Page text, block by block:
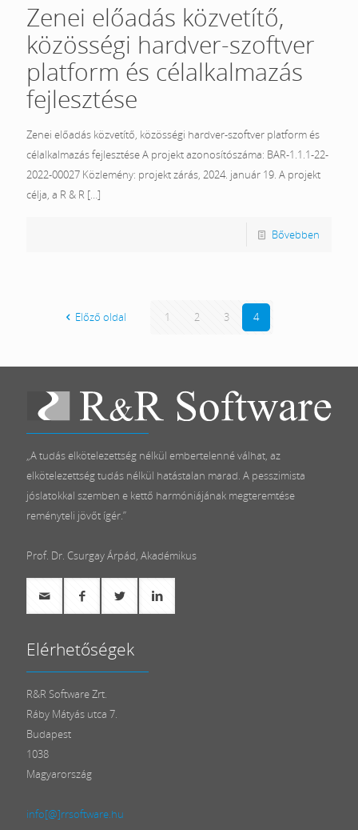
Zenei előadás közvetítő,
közösségi hardver-szoftver
platform és célalkalmazás
fejlesztése
Zenei előadás közvetítő, közösségi hardver-szoftver platform és
célalkalmazás fejlesztése A projekt azonosítószáma: BAR-1.1.1-22-
2022-00027 Közlemény: projekt zárás, 2024. január 19. A projekt
célja, a R & R […]
Bővebben
Előző oldal 1 2 3 4
„A tudás elkötelezettség nélkül embertelenné válhat, az
elkötelezettség tudás nélkül hatástalan marad. A pesszimista
jóslatokkal szemben e kettő harmóniájának megteremtése
reményteli jövőt ígér.”
Prof. Dr. Csurgay Árpád, Akadémikus
Elérhetőségek
R&R Software Zrt.
Ráby Mátyás utca 7.
Budapest
1038
Magyarország
info[@]rrsoftware.hu